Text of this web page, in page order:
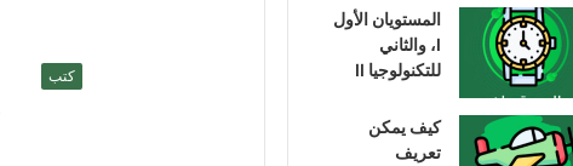
كتب
المستويان الأول
I، والثاني
للتكنولوجيا II
كيف يمكن
تعريف